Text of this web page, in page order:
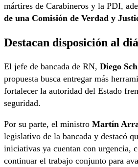
mártires de Carabineros y la PDI,
de una Comisión de Verdad y
Destacan disposición al
El jefe de bancada de RN, Diego
propuesta busca entregar más
fortalecer la autoridad del Estado
seguridad.
Por su parte, el ministro Martín
legislativo de la bancada y destacó
iniciativas ya cuentan con urgencia,
continuar el trabajo conjunto para